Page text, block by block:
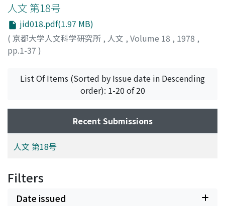
人文 第18号
jid018.pdf(1.97 MB)
( 京都大学人文科学研究所 , 人文 , Volume 18 , 1978 ,
pp.1-37 )
List Of Items (Sorted by Issue date in Descending
order): 1-20 of 20
Recent Submissions
人文 第18号
Filters
Date issued